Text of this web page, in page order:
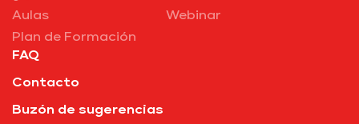
Aulas
Plan de Formación
Webinar
FAQ
Contacto
Buzón de sugerencias